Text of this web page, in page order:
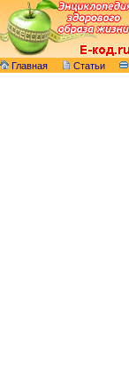
Главная Статьи